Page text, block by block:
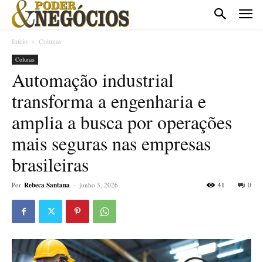
Início Colunas
Colunas
Automação industrial
transforma a engenharia e
amplia a busca por operações
mais seguras nas empresas
brasileiras
Por Rebeca Santana - junho 3, 2026 0
41